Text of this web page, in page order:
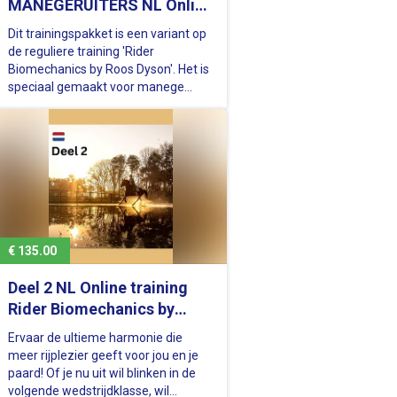
MANEGERUITERS NL Online
training Rider
Biomechanics by Roos
Dyson'
Dit trainingspakket is een variant op
de reguliere training 'Rider
Biomechanics by Roos Dyson'. Het is
speciaal gemaakt voor manege
instructeur / instructrice hun zit en
inwerking een boost willen geven.
Het is zo samengesteld dat je thuis
aan de slag kunt met…
€ 135.00
Deel 2 NL Online training
Rider Biomechanics by
Roos Dyson' - Nederlandse
versie
Ervaar de ultieme harmonie die
meer rijplezier geeft voor jou en je
paard! Of je nu uit wil blinken in de
volgende wedstrijdklasse, wil